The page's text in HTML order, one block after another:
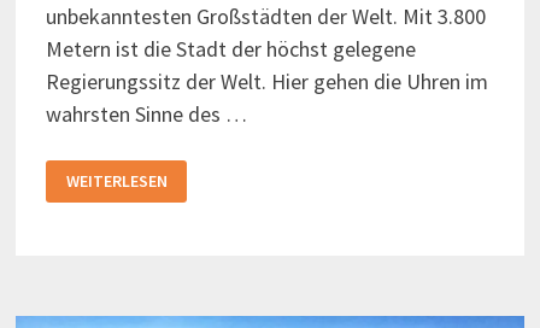
unbekanntesten Großstädten der Welt. Mit 3.800
Metern ist die Stadt der höchst gelegene
Regierungssitz der Welt. Hier gehen die Uhren im
wahrsten Sinne des …
DINGE,
DIE
WEITERLESEN